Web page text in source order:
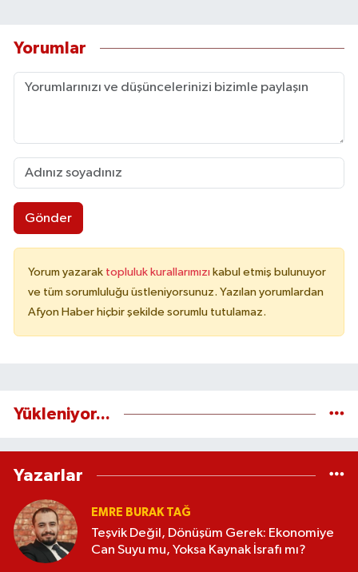
Yorumlar
Gönder
Yorum yazarak topluluk kurallarımızı kabul etmiş bulunuyor
ve tüm sorumluluğu üstleniyorsunuz. Yazılan yorumlardan
Afyon Haber hiçbir şekilde sorumlu tutulamaz.
Yükleniyor...
Yazarlar
EMRE BURAK TAĞ
Teşvik Değil, Dönüşüm Gerek: Ekonomiye
Can Suyu mu, Yoksa Kaynak İsrafı mı?